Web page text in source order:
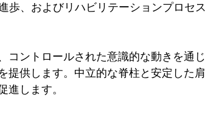
歩、およびリハビリテーションプロセス
コントロールされた意識的な動きを通じ
提供します。中立的な脊柱と安定した肩
進します。